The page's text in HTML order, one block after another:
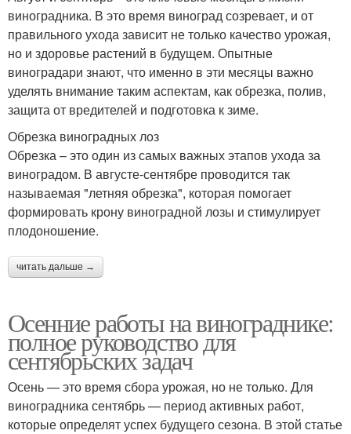
виноградника. В это время виноград созревает, и от
правильного ухода зависит не только качество урожая,
но и здоровье растений в будущем. Опытные
виноградари знают, что именно в эти месяцы важно
уделять внимание таким аспектам, как обрезка, полив,
защита от вредителей и подготовка к зиме.
Обрезка виноградных лоз
Обрезка – это один из самых важных этапов ухода за
виноградом. В августе-сентябре проводится так
называемая "летняя обрезка", которая помогает
формировать крону виноградной лозы и стимулирует
плодоношение.
читать дальше →
Осенние работы на винограднике:
полное руководство для
сентябрьских задач
Осень — это время сбора урожая, но не только. Для
виноградника сентябрь — период активных работ,
которые определят успех будущего сезона. В этой статье